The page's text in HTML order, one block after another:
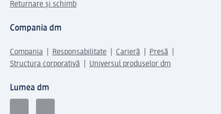
Returnare și schimb
Compania dm
Compania Responsabilitate Carieră
Presă
Structura corporativă
Universul produselor dm
Lumea dm